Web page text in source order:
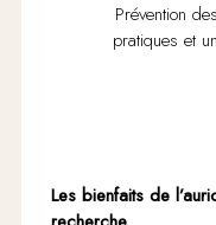
Prévention
pratiques et
Les bienfaits de